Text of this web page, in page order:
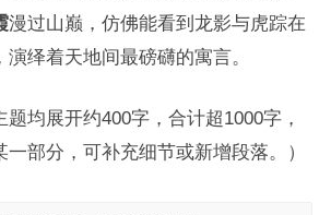
漫过山巅，仿佛能看到龙影与虎踪在
绎着天地间最磅礴的寓言。
题均展开约400字，合计超1000字，
部分，可补充细节或新增段落。）